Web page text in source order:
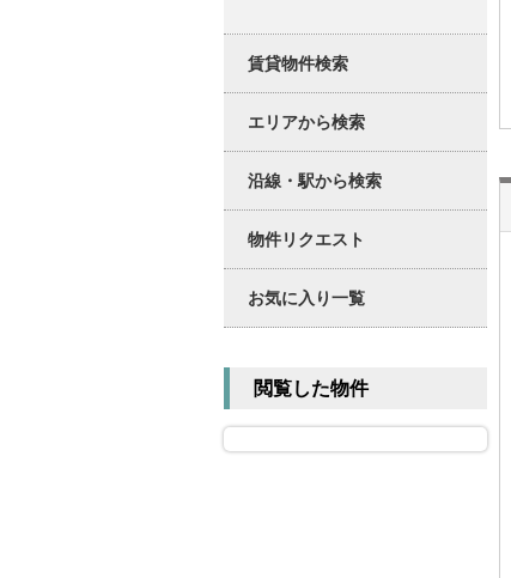
賃貸物件検索
エリアから検索
沿線・駅から検索
物件リクエスト
お気に入り一覧
閲覧した物件